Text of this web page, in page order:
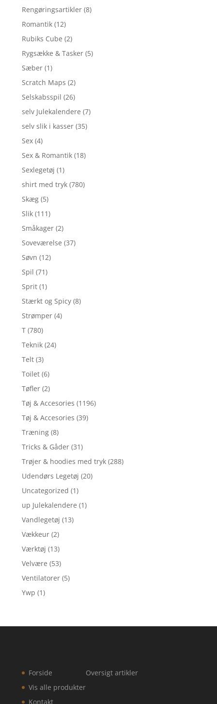
Rengøringsartikler (8)
Romantik (12)
Rubiks Cube (2)
Rygsække & Tasker (5)
Sæber (1)
Scratch Maps (2)
Selskabsspil (26)
selv Julekalendere (7)
selv slik i kasser (35)
Sex (4)
Sex & Romantik (18)
Sexlegetøj (1)
shirt med tryk (780)
Skæg (5)
Slik (111)
Småkager (2)
Soveværelse (37)
Søvn (12)
Spil (71)
Sprit (1)
Stærkt og Spicy (8)
Strømper (4)
T (780)
Teknik (24)
Telt (3)
Toilet (6)
Tøfler (2)
Tøj & Accesories (1196)
Tøj & Accesories (39)
Træning (8)
Tricks & Gåder (31)
Trøjer & hoodies med tryk (288)
Udendørs Legetøj (20)
Uncategorized (1)
up Julekalendere (1)
Vandlegetøj (13)
Vækkeur (2)
Værktøj (13)
Velvære (53)
Ventilatorer (5)
Ywp (1)
Forside
Vis alle produkter
Kontakt
Oversigt artikler